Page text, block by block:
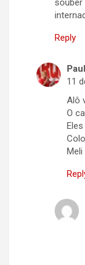
souber
Reply
11
Alô
O
Meli